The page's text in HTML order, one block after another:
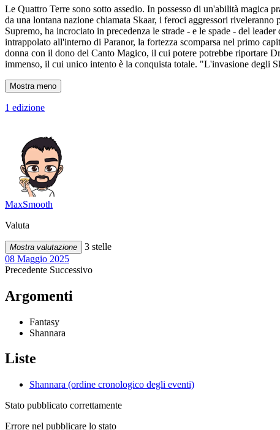
Le Quattro Terre sono sotto assedio. In possesso di un'abilità
da una lontana nazione chiamata Skaar, i feroci aggressori
Supremo, ha incrociato in precedenza le strade - e le spade - del
intrappolato all'interno di Paranor, la fortezza scomparsa nel primo
donna con il dono del Canto Magico, il cui potere potrebbe riportare
immenso, il cui unico intento è la conquista totale. "L'invasione degli
Mostra meno
1 edizione
MaxSmooth
Valuta
Mostra valutazione
3 stelle
08 Maggio 2025
Precedente Successivo
Argomenti
Fantasy
Shannara
Liste
Shannara (ordine cronologico degli eventi)
Stato pubblicato correttamente
Errore nel pubblicare lo stato